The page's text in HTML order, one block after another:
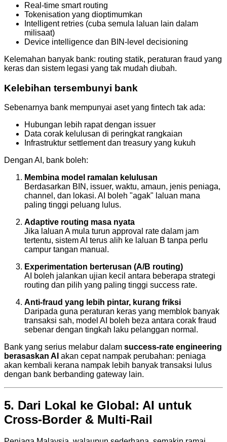
Real‑time smart routing
Tokenisation yang dioptimumkan
Intelligent retries (cuba semula laluan lain dalam
milisaat)
Device intelligence dan BIN-level decisioning
Kelemahan banyak bank: routing statik, peraturan fraud yang
keras dan sistem legasi yang tak mudah diubah.
Kelebihan tersembunyi bank
Sebenarnya bank mempunyai aset yang fintech tak ada:
Hubungan lebih rapat dengan issuer
Data corak kelulusan di peringkat rangkaian
Infrastruktur settlement dan treasury yang kukuh
Dengan AI, bank boleh:
Membina model ramalan kelulusan
Berdasarkan BIN, issuer, waktu, amaun, jenis peniaga,
channel, dan lokasi. AI boleh "agak" laluan mana
paling tinggi peluang lulus.
Adaptive routing masa nyata
Jika laluan A mula turun approval rate dalam jam
tertentu, sistem AI terus alih ke laluan B tanpa perlu
campur tangan manual.
Experimentation berterusan (A/B routing)
AI boleh jalankan ujian kecil antara beberapa strategi
routing dan pilih yang paling tinggi success rate.
Anti-fraud yang lebih pintar, kurang friksi
Daripada guna peraturan keras yang memblok banyak
transaksi sah, model AI boleh beza antara corak fraud
sebenar dengan tingkah laku pelanggan normal.
Bank yang serius melabur dalam success-rate engineering
berasaskan AI akan cepat nampak perubahan: peniaga
akan kembali kerana nampak lebih banyak transaksi lulus
dengan bank berbanding gateway lain.
5. Dari Lokal ke Global: AI untuk
Cross-Border & Multi-Rail